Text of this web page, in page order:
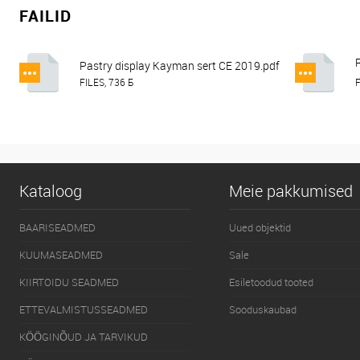
FAILID
Pastry display Kayman sert CE 2019.pdf
FILES, 736 Б
Kataloog
BAARISEADMED
KUUMASEADMED
KIIRTOIDU SEADMED
ETTEVALMISTUSSEADMED
KÖÖGINÕUD JA TARVIKUD
Meie pakkumised
Uued objektid
Sale
Esiletoodud tooted
Sooduskaubad